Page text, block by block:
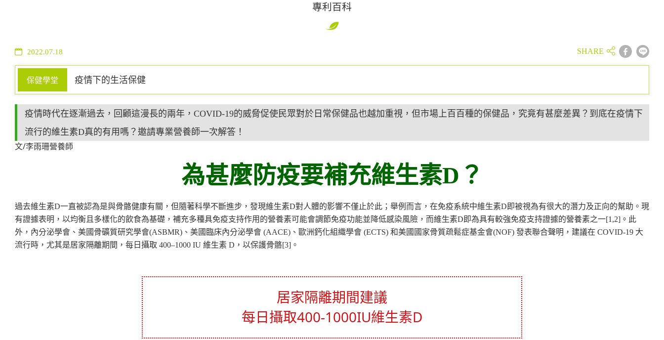
專利百科
2022.07.18
保健學堂 疫情下的生活保健
疫情時代在逐漸過去，回顧這漫長的兩年，COVID-19的威脅促使民眾對於日常保健品也越加重視，但市場上百百種的保健品，究竟有甚麼差異？到底在疫情下
流行的維生素D真的有用嗎？邀請專業營養師一次解答！
文/李雨珊營養師
為甚麼防疫要補充維生素D ？
過去維生素D一直被認為是與骨骼健康有關，但隨著科學不斷進步，發現維生素D對人體的影響不僅止於此；舉例而言，在免疫系統中維生素D即被視為有很大的潛力及正向的幫助。現
有證據表明，以均衡且多樣化的飲食為基礎，補充多種具免疫支持作用的營養素可能會調節免疫功能並降低感染風險，而維生素D即為具有較強免疫支持證據的營養素之一[1,2]。此
外，內分泌學會、美國骨礦質研究學會(ASBMR)、美國臨床內分泌學會 (AACE)、歐洲鈣化組織學會 (ECTS) 和美國國家骨質疏鬆症基金會(NOF) 發表聯合聲明，建議在 COVID-19 大
流行時，尤其是居家隔離期間，每日攝取 400–1000 IU 維生素 D，以保護骨骼[3]。
居家隔離期間建議
每日攝取400-1000IU維生素D